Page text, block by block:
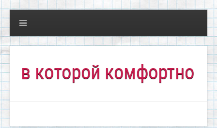
комфортно всем!"